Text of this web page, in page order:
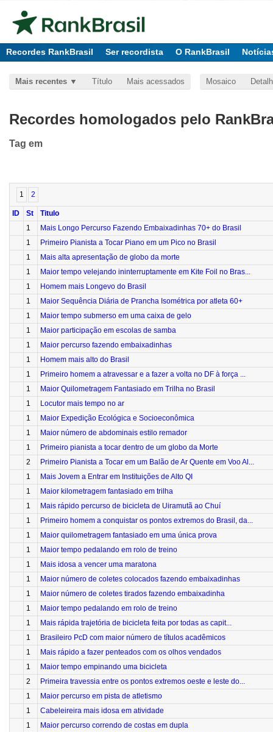
Recordes RankBrasil Ser recordista O RankBrasil
Mais recentes Título Mais acessados Mosaico
Recordes homologados pelo
Tag em
1 2
ID St
Titulo
1
Mais Longo Percurso Fazendo Embaixadinhas 70+ do Brasil
1
Primeiro Pianista a Tocar Piano em um Pico no Brasil
1
Mais alta apresentação de globo da morte
1
Maior tempo velejando ininterruptamente em Kite Foil no Bras...
1
Homem mais Longevo do Brasil
1
Maior Sequência Diária de Prancha Isométrica por atleta 60+
1
Maior tempo submerso em uma caixa de gelo
1
Maior participação em escolas de samba
1
Maior percurso fazendo embaixadinhas
1
Homem mais alto do Brasil
1
Primeiro homem a atravessar e a fazer a volta no DF à força ...
1
Maior Quilometragem Fantasiado em Trilha no Brasil
1
Locutor mais tempo no ar
1
Maior Expedição Ecológica e Socioeconômica
1
Maior número de abdominais estilo remador
1
Primeiro pianista a tocar dentro de um globo da Morte
2
Primeiro Pianista a Tocar em um Balão de Ar Quente em Voo Al...
1
Mais Jovem a Entrar em Instituições de Alto QI
1
Maior kilometragem fantasiado em trilha
1
Mais rápido percurso de bicicleta de Uiramutã ao Chuí
1
Primeiro homem a conquistar os pontos extremos do Brasil, da...
1
Maior quilometragem fantasiado em uma única prova
1
Maior tempo pedalando em rolo de treino
1
Mais idosa a vencer uma maratona
1
Maior número de coletes colocados fazendo embaixadinhas
1
Maior número de coletes tirados fazendo embaixadinha
1
Maior tempo pedalando em rolo de treino
1
Mais rápida trajetória de bicicleta feita por todas as capit...
1
Brasileiro PcD com maior número de títulos acadêmicos
1
Mais rápido a fazer penteados com os olhos vendados
1
Maior tempo empinando uma bicicleta
2
Primeira travessia entre os pontos extremos oeste e leste do...
1
Maior percurso em pista de atletismo
1
Cabeleireira mais idosa em atividade
1
Maior percurso correndo de costas em dupla